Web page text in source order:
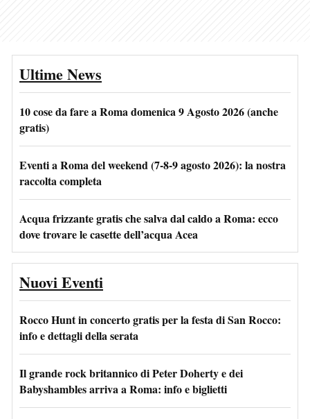
Ultime News
10 cose da fare a Roma domenica 9 Agosto 2026 (anche
gratis)
Eventi a Roma del weekend (7-8-9 agosto 2026): la nostra
raccolta completa
Acqua frizzante gratis che salva dal caldo a Roma: ecco
dove trovare le casette dell’acqua Acea
Nuovi Eventi
Rocco Hunt in concerto gratis per la festa di San Rocco:
info e dettagli della serata
Il grande rock britannico di Peter Doherty e dei
Babyshambles arriva a Roma: info e biglietti